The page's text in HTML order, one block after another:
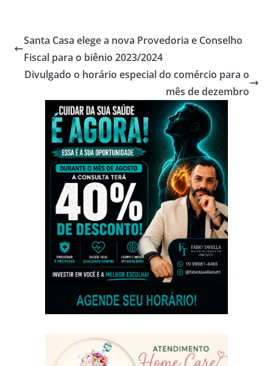
Santa Casa elege a nova Provedoria e Conselho
Fiscal para o biênio 2023/2024
Divulgado o horário especial do comércio para o
mês de dezembro